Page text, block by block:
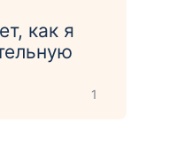
как я
1